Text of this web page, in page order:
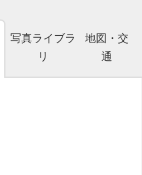
写真ライブラ
リ
地図・交
通